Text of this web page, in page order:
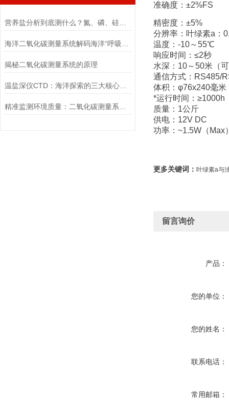
营养盐分析到底测什么？氮、磷、硅一次讲清，水质监测入门必看！
揭秘二氧化碳测量系统的原理
温盐深仪CTD：海洋探索的三大核心要点
准确度：±2%FS
精密度：±5%
分辨率：叶绿素a：
温度：-10～55℃
响应时间：≤2秒
水深：10～50米（
通信方式：RS485/
体积：φ76x240毫米
*运行时间：≥1000h
质量：1公斤
供电：12V DC
功率：~1.5W（Max
更多关键词： 叶绿素a与
留言询价
产品：
您的单位：
您的姓名：
联系电话：
常用邮箱：